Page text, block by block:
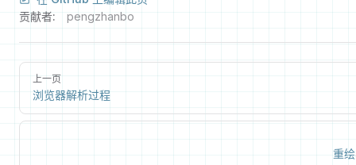
贡献者:
pengzhanbo
上一页
浏览器解析过程
重